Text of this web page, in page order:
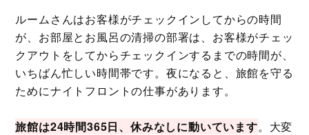
ルームさんはお客様がチェックインしてからの時間
が、お部屋とお風呂の清掃の部署は、お客様がチェッ
クアウトをしてからチェックインするまでの時間が、
いちばん忙しい時間帯です。夜になると、旅館を守る
ためにナイトフロントの仕事があります。
旅館は24時間365日、休みなしに動いています。大変